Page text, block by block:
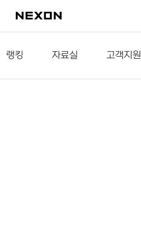
랭킹
던전랭킹
자료실
다운로드
고객지원
문의하기